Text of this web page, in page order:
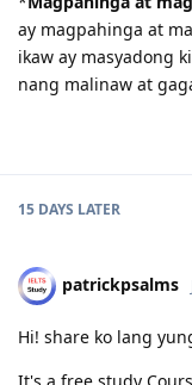
ay magpahinga at
ikaw ay masyadong
nang malinaw at
15 DAYS LATER
patrickpsalms
Hi! share ko lang